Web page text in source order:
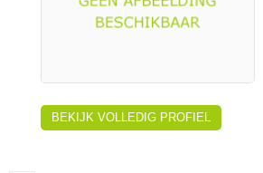
BEKIJK VOLLEDIG PROFIEL